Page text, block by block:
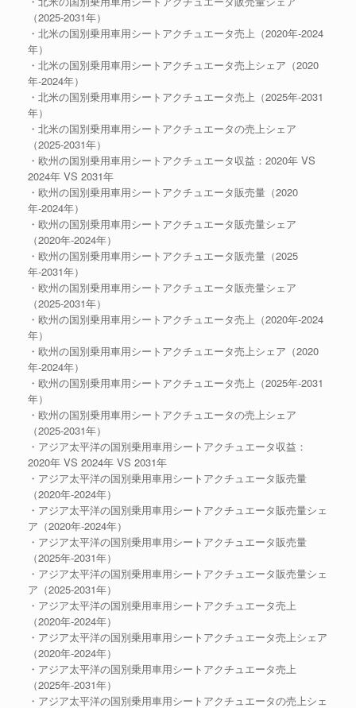
（2025-2031年）
・北米の国別乗用車用シートアクチュエータ売上（2020年-2024
年）
・北米の国別乗用車用シートアクチュエータ売上シェア（2020
年-2024年）
・北米の国別乗用車用シートアクチュエータ売上（2025年-2031
年）
・北米の国別乗用車用シートアクチュエータの売上シェア
（2025-2031年）
・欧州の国別乗用車用シートアクチュエータ収益：2020年 VS
2024年 VS 2031年
・欧州の国別乗用車用シートアクチュエータ販売量（2020
年-2024年）
・欧州の国別乗用車用シートアクチュエータ販売量シェア
（2020年-2024年）
・欧州の国別乗用車用シートアクチュエータ販売量（2025
年-2031年）
・欧州の国別乗用車用シートアクチュエータ販売量シェア
（2025-2031年）
・欧州の国別乗用車用シートアクチュエータ売上（2020年-2024
年）
・欧州の国別乗用車用シートアクチュエータ売上シェア（2020
年-2024年）
・欧州の国別乗用車用シートアクチュエータ売上（2025年-2031
年）
・欧州の国別乗用車用シートアクチュエータの売上シェア
（2025-2031年）
・アジア太平洋の国別乗用車用シートアクチュエータ収益：
2020年 VS 2024年 VS 2031年
・アジア太平洋の国別乗用車用シートアクチュエータ販売量
（2020年-2024年）
・アジア太平洋の国別乗用車用シートアクチュエータ販売量シェ
ア（2020年-2024年）
・アジア太平洋の国別乗用車用シートアクチュエータ販売量
（2025年-2031年）
・アジア太平洋の国別乗用車用シートアクチュエータ販売量シェ
ア（2025-2031年）
・アジア太平洋の国別乗用車用シートアクチュエータ売上
（2020年-2024年）
・アジア太平洋の国別乗用車用シートアクチュエータ売上シェア
（2020年-2024年）
・アジア太平洋の国別乗用車用シートアクチュエータ売上
（2025年-2031年）
・アジア太平洋の国別乗用車用シートアクチュエータの売上シェ